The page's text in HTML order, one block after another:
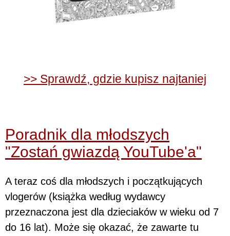
>> Sprawdź, gdzie kupisz najtaniej
Poradnik dla młodszych
"Zostań gwiazdą YouTube'a"
A teraz coś dla młodszych i początkujących
vlogerów (książka według wydawcy
przeznaczona jest dla dzieciaków w wieku od 7
do 16 lat). Może się okazać, że zawarte tu